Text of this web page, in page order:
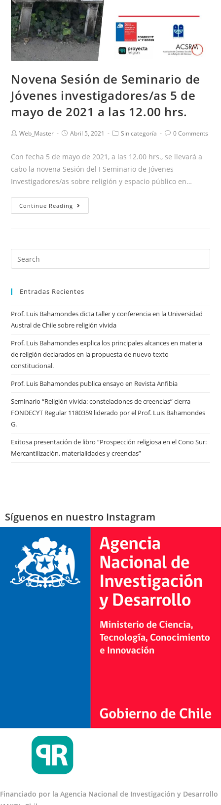
Novena Sesión de Seminario de
Jóvenes investigadores/as 5 de
mayo de 2021 a las 12.00 hrs.
Web_Master Abril 5, 2021 Sin categoría 0 Comments
Con fecha 5 de mayo de 2021, a las 12.00 hrs., se llevará a
cabo la novena Sesión del I Seminario de Jóvenes
Investigadores/as sobre religión y espacio público en…
Continue Reading
Entradas Recientes
Prof. Luis Bahamondes dicta taller y conferencia en la Universidad
Austral de Chile sobre religión vivida
Prof. Luis Bahamondes explica los principales alcances en materia
de religión declarados en la propuesta de nuevo texto
constitucional.
Prof. Luis Bahamondes publica ensayo en Revista Anfibia
Seminario “Religión vivida: constelaciones de creencias” cierra
FONDECYT Regular 1180359 liderado por el Prof. Luis Bahamondes
G.
Exitosa presentación de libro “Prospección religiosa en el Cono Sur:
Mercantilización, materialidades y creencias”
Síguenos en nuestro Instagram
Financiado por la Agencia Nacional de Investigación y Desarrollo